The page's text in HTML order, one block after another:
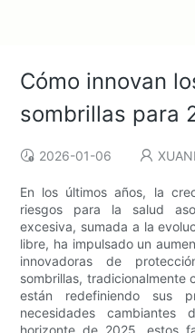
Cómo innovan
sombrillas para
2026-01-06
En los últimos años, la
riesgos para la salud
excesiva, sumada a la
libre, ha impulsado un
innovadoras de
sombrillas, tradicionalmente
están redefiniendo sus
necesidades